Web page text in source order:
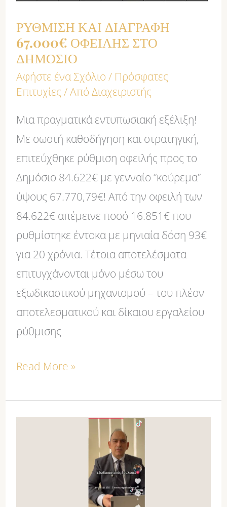
ΡΥΘΜΙΣΗ ΚΑΙ ΔΙΑΓΡΑΦΗ
67.000€ ΟΦΕΙΛΗΣ ΣΤΟ
ΔΗΜΟΣΙΟ
Αφήστε ένα Σχόλιο / Πρόσφατες
Επιτυχίες / ΑπόΔιαχειριστής
Μια πραγματικά εντυπωσιακή εξέλιξη!
Με σωστή καθοδήγηση και στρατηγική,
επιτεύχθηκε ρύθμιση οφειλής προς το
Δημόσιο 84.622€ με γενναίο “κούρεμα”
ύψους 67.770,79€! Από την οφειλή των
84.622€ απέμεινε ποσό 16.851€ που
ρυθμίστηκε έντοκα με μηνιαία δόση 93€
για 20 χρόνια. Τέτοια αποτελέσματα
επιτυγχάνονται μόνο μέσω του
εξωδικαστικού μηχανισμού – του πλέον
αποτελεσματικού και δίκαιου εργαλείου
ρύθμισης
ΔΗΜΟΣΙΟ
Read More »